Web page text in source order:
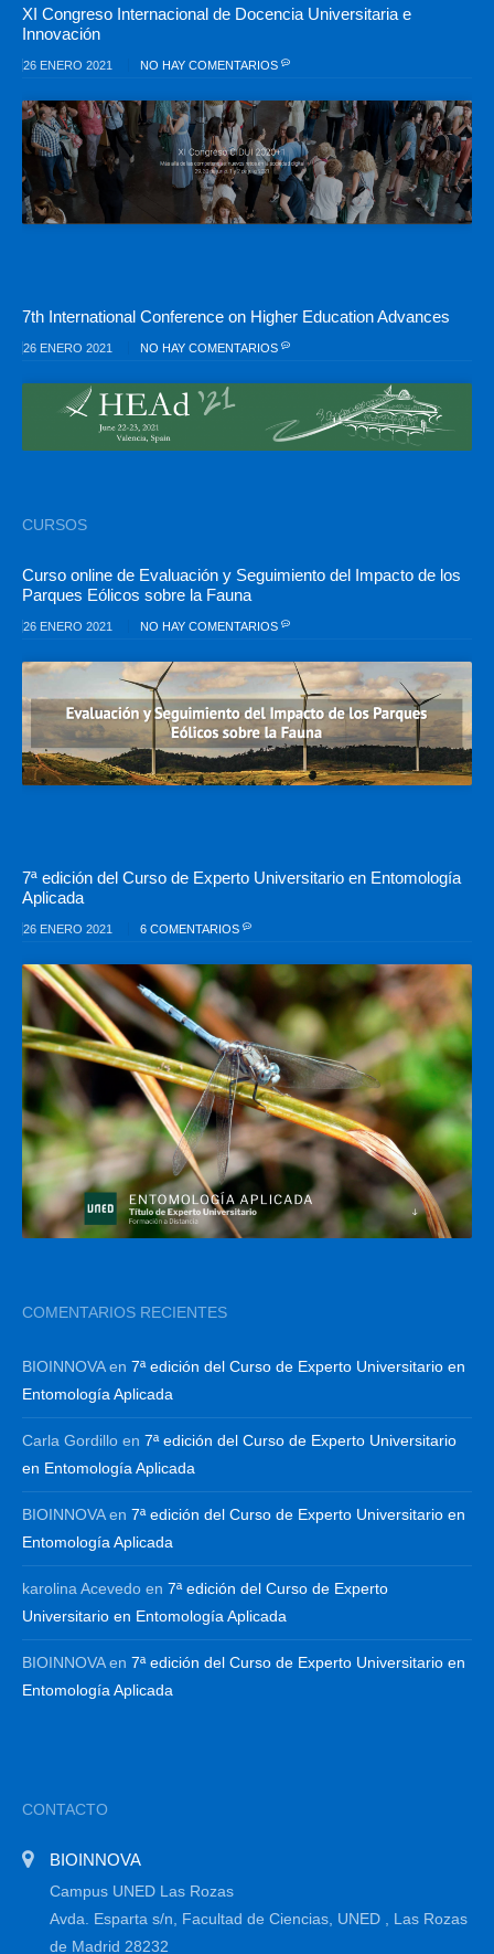
XI Congreso Internacional de Docencia Universitaria e
Innovación
26 ENERO 2021 NO HAY COMENTARIOS
7th International Conference on Higher Education Advances
26 ENERO 2021 NO HAY COMENTARIOS
CURSOS
Curso online de Evaluación y Seguimiento del Impacto de los
Parques Eólicos sobre la Fauna
26 ENERO 2021 NO HAY COMENTARIOS
7ª edición del Curso de Experto Universitario en Entomología
Aplicada
26 ENERO 2021 6 COMENTARIOS
COMENTARIOS RECIENTES
BIOINNOVAen 7ª edición del Curso de Experto Universitario en
Entomología Aplicada
Carla Gordillo en 7ª edición del Curso de Experto Universitario
en Entomología Aplicada
BIOINNOVAen 7ª edición del Curso de Experto Universitario en
Entomología Aplicada
karolina Acevedo en 7ª edición del Curso de Experto
Universitario en Entomología Aplicada
BIOINNOVAen 7ª edición del Curso de Experto Universitario en
Entomología Aplicada
CONTACTO
BIOINNOVA
Campus UNED Las Rozas
Avda. Esparta s/n, Facultad de Ciencias, UNED , Las Rozas
de Madrid 28232